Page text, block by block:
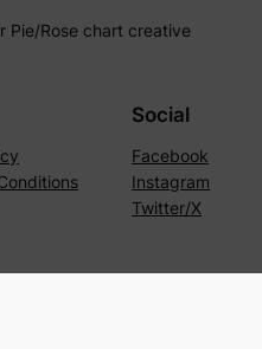
Pie/Rose chart creative
Social
Facebook
Instagram
Twitter/X